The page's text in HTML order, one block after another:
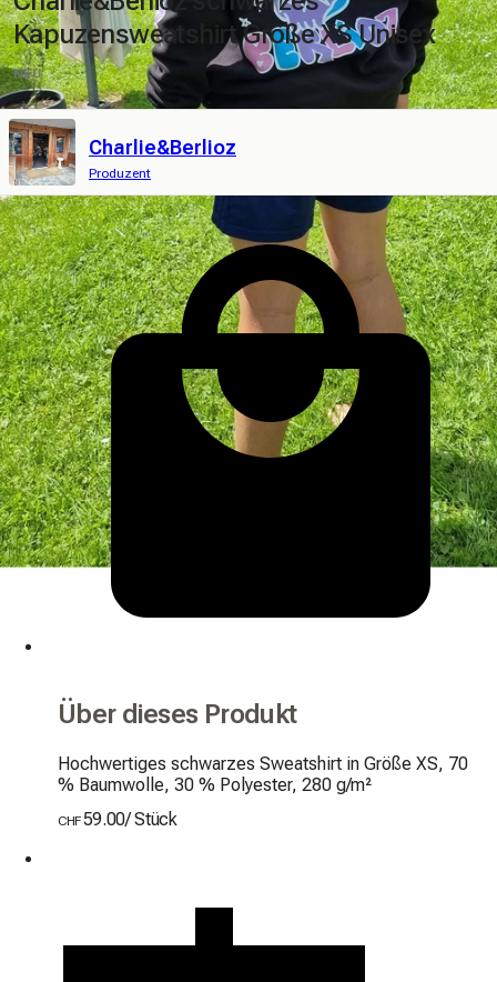
Kapuzensweatshirt Größe XS Unisex
NEU
Charlie&Berlioz
Produzent
Über dieses Produkt
Hochwertiges schwarzes Sweatshirt in Größe XS, 70
% Baumwolle, 30 % Polyester, 280 g/m²
CHF59.00/ Stück